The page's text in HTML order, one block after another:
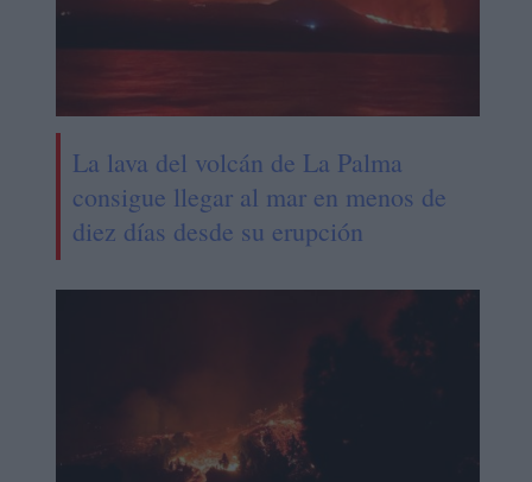
La lava del volcán de La Palma
consigue llegar al mar en menos de
diez días desde su erupción